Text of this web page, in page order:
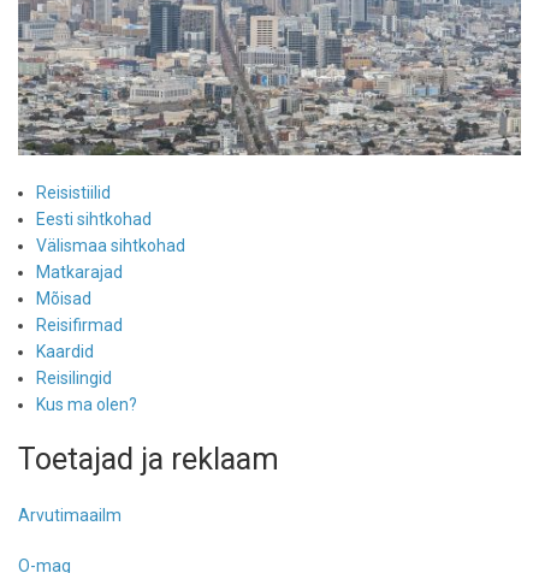
Reisistiilid
Eesti sihtkohad
Välismaa sihtkohad
Matkarajad
Mõisad
Reisifirmad
Kaardid
Reisilingid
Kus ma olen?
Toetajad ja reklaam
Arvutimaailm
O-mag